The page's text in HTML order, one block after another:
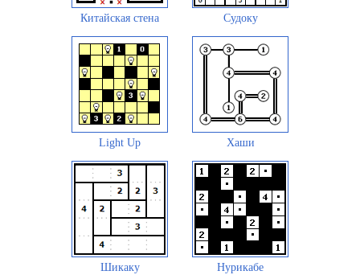
Китайская стена Судоку
Light Up Хаши
Шикаку Нурикабе